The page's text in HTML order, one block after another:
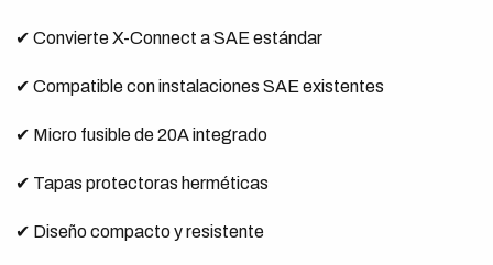
✔ Convierte X-Connect a SAE estándar
✔ Compatible con instalaciones SAE existentes
✔ Micro fusible de 20A integrado
✔ Tapas protectoras herméticas
✔ Diseño compacto y resistente